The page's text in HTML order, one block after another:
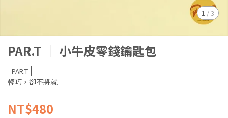
1 /3
PAR.T ｜ 小牛皮零錢鑰匙包
PAR.T
輕巧，卻不將就
NT$480